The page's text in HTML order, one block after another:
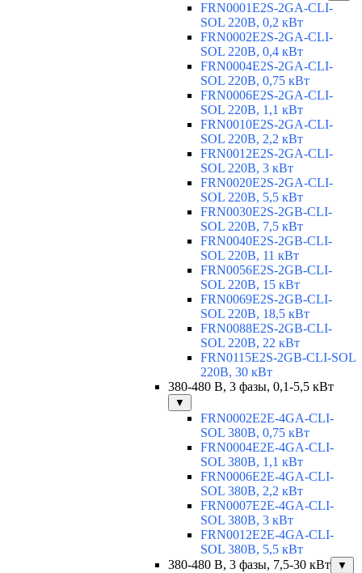
FRN0001E2S-2GA-CLI-
SOL 220В, 0,2 кВт
FRN0002E2S-2GA-CLI-
SOL 220В, 0,4 кВт
FRN0004E2S-2GA-CLI-
SOL 220В, 0,75 кВт
FRN0006E2S-2GA-CLI-
SOL 220В, 1,1 кВт
FRN0010E2S-2GA-CLI-
SOL 220В, 2,2 кВт
FRN0012E2S-2GA-CLI-
SOL 220В, 3 кВт
FRN0020E2S-2GA-CLI-
SOL 220В, 5,5 кВт
FRN0030E2S-2GB-CLI-
SOL 220В, 7,5 кВт
FRN0040E2S-2GB-CLI-
SOL 220В, 11 кВт
FRN0056E2S-2GB-CLI-
SOL 220В, 15 кВт
FRN0069E2S-2GB-CLI-
SOL 220В, 18,5 кВт
FRN0088E2S-2GB-CLI-
SOL 220В, 22 кВт
FRN0115E2S-2GB-CLI-SOL
220В, 30 кВт
380-480 В, 3 фазы, 0,1-5,5 кВт
▼
FRN0002E2E-4GA-CLI-
SOL 380В, 0,75 кВт
FRN0004E2E-4GA-CLI-
SOL 380В, 1,1 кВт
FRN0006E2E-4GA-CLI-
SOL 380В, 2,2 кВт
FRN0007E2E-4GA-CLI-
SOL 380В, 3 кВт
FRN0012E2E-4GA-CLI-
SOL 380В, 5,5 кВт
380-480 В, 3 фазы, 7,5-30 кВт
▼